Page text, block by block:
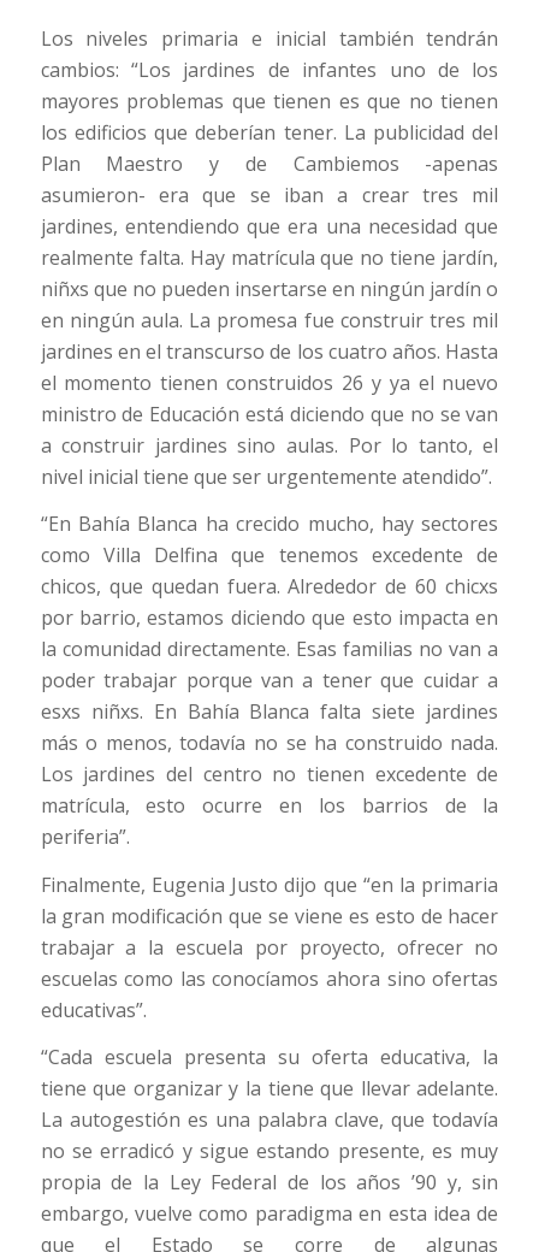
Los niveles primaria e inicial también tendrán
cambios: “Los jardines de infantes uno de los
mayores problemas que tienen es que no tienen
los edificios que deberían tener. La publicidad del
Plan Maestro y de Cambiemos -apenas
asumieron- era que se iban a crear tres mil
jardines, entendiendo que era una necesidad que
realmente falta. Hay matrícula que no tiene jardín,
niñxs que no pueden insertarse en ningún jardín o
en ningún aula. La promesa fue construir tres mil
jardines en el transcurso de los cuatro años. Hasta
el momento tienen construidos 26 y ya el nuevo
ministro de Educación está diciendo que no se van
a construir jardines sino aulas. Por lo tanto, el
nivel inicial tiene que ser urgentemente atendido”.
“En Bahía Blanca ha crecido mucho, hay sectores
como Villa Delfina que tenemos excedente de
chicos, que quedan fuera. Alrededor de 60 chicxs
por barrio, estamos diciendo que esto impacta en
la comunidad directamente. Esas familias no van a
poder trabajar porque van a tener que cuidar a
esxs niñxs. En Bahía Blanca falta siete jardines
más o menos, todavía no se ha construido nada.
Los jardines del centro no tienen excedente de
matrícula, esto ocurre en los barrios de la
periferia”.
Finalmente, Eugenia Justo dijo que “en la primaria
la gran modificación que se viene es esto de hacer
trabajar a la escuela por proyecto, ofrecer no
escuelas como las conocíamos ahora sino ofertas
educativas”.
“Cada escuela presenta su oferta educativa, la
tiene que organizar y la tiene que llevar adelante.
La autogestión es una palabra clave, que todavía
no se erradicó y sigue estando presente, es muy
propia de la Ley Federal de los años ’90 y, sin
embargo, vuelve como paradigma en esta idea de
que el Estado se corre de algunas